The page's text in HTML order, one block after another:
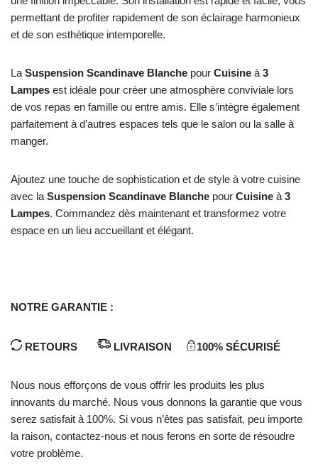
permettant de profiter rapidement de son éclairage harmonieux
et de son esthétique intemporelle.
La Suspension Scandinave Blanche pour Cuisine à 3
Lampes est idéale pour créer une atmosphère conviviale lors
de vos repas en famille ou entre amis. Elle s’intègre également
parfaitement à d’autres espaces tels que le salon ou la salle à
manger.
Ajoutez une touche de sophistication et de style à votre cuisine
avec la Suspension Scandinave Blanche pour Cuisine à 3
Lampes. Commandez dès maintenant et transformez votre
espace en un lieu accueillant et élégant.
NOTRE GARANTIE :
RETOURS LIVRAISON 100% SÉCURISÉ
Nous nous efforçons de vous offrir les produits les plus
innovants du marché. Nous vous donnons la garantie que vous
serez satisfait à 100%. Si vous n’êtes pas satisfait, peu importe
la raison, contactez-nous et nous ferons en sorte de résoudre
votre problème.